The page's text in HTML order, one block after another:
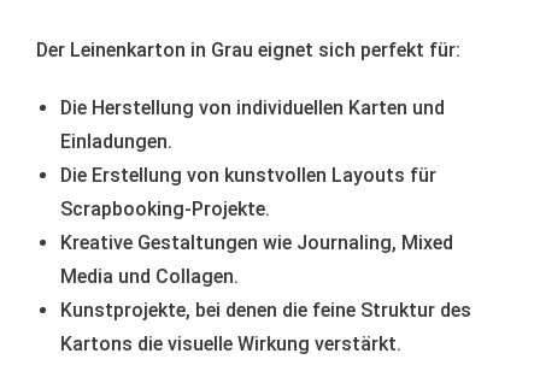
Der Leinenkarton in Grau eignet sich perfekt für:
Die Herstellung von individuellen Karten und
Einladungen.
Die Erstellung von kunstvollen Layouts für
Scrapbooking-Projekte.
Kreative Gestaltungen wie Journaling, Mixed
Media und Collagen.
Kunstprojekte, bei denen die feine Struktur des
Kartons die visuelle Wirkung verstärkt.